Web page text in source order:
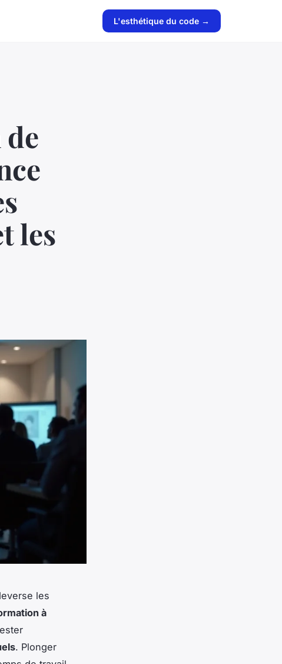
L'esthétique du code →
les
les
à
. Plonger